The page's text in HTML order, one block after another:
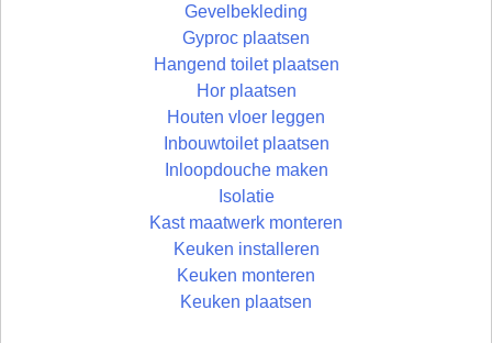
Gevelbekleding
Gyproc plaatsen
Hangend toilet plaatsen
Hor plaatsen
Houten vloer leggen
Inbouwtoilet plaatsen
Inloopdouche maken
Isolatie
Kast maatwerk monteren
Keuken installeren
Keuken monteren
Keuken plaatsen